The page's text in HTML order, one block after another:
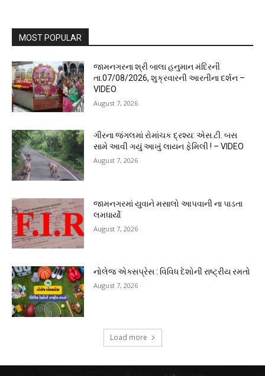
MOST POPULAR
જામનગરના શ્રી બાલા હનુમાન મંદિરની
તા.07/08/2026, શુક્રવારની આરતીના દર્શન –
VIDEO
August 7, 2026
ગીરના જંગલમાં રોમાંચક દ્રશ્ય: એસ.ટી. બસ
સામે આવી ગયું આખું લાયન ફેમિલી ! – VIDEO
August 7, 2026
જામનગરમાં યુવાને મસાલો આપવાની ના પાડતા
લમધાર્યો
August 7, 2026
નોલેજ એક્સપ્રેસ : વિવિધ દેશોની રાષ્ટ્રીય રમતો
August 7, 2026
Load more